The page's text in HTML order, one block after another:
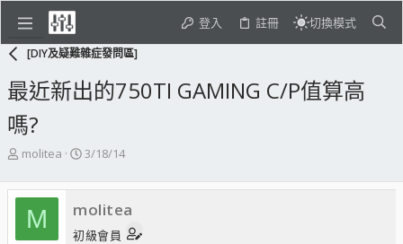
登入 註冊 切換模式
[DIY及疑難雜症發問區]
最近新出的750TI GAMING C/P值算高
嗎?
主
發
起
人
molitea
開
日
期
3/18/14
M molitea
初級會員